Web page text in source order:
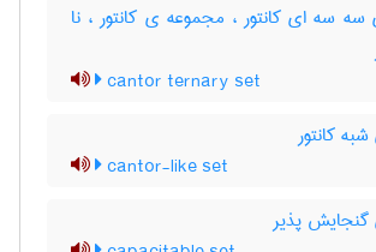
سه ای کانتور ، مجموعه ی کانتور ، نا
cantor ternary set
کانتور
cantor-like set
پذیر